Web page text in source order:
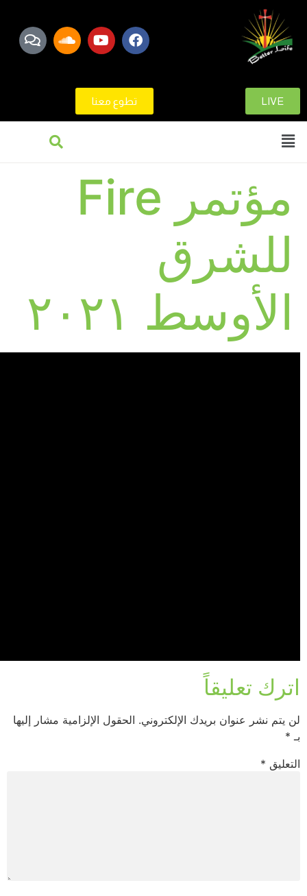
LIVE تطوع معنا
مؤتمر Fire
للشرق
الأوسط ٢٠٢١
اترك تعليقاً
لن يتم نشر عنوان بريدك الإلكتروني. الحقول الإلزامية مشار إليها
بـ *
التعليق *